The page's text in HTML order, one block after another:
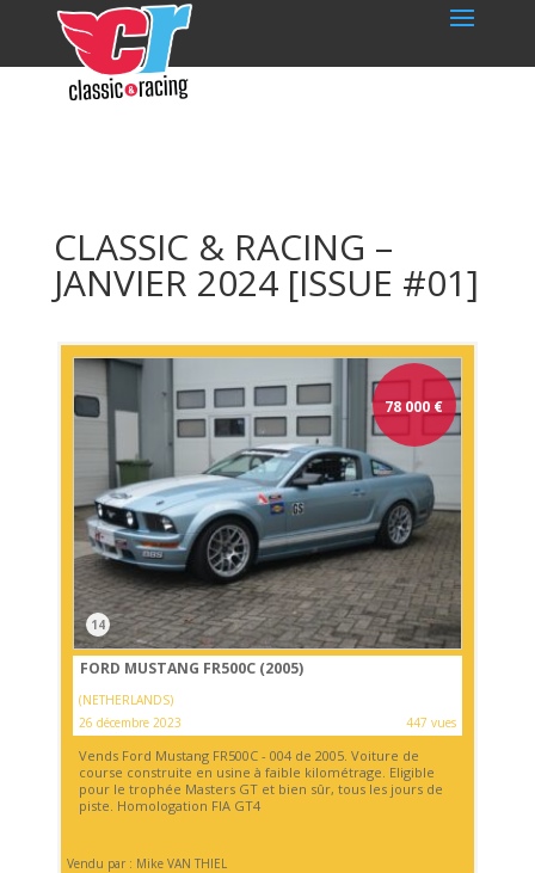
CLASSIC & RACING –
JANVIER 2024 [ISSUE #01]
78 000 €
14
FORD MUSTANG FR500C (2005)
(NETHERLANDS)
26 décembre 2023
447 vues
Vends Ford Mustang FR500C - 004 de 2005. Voiture de
course construite en usine à faible kilométrage. Eligible
pour le trophée Masters GT et bien sûr, tous les jours de
piste. Homologation FIA GT4
Vendu par : Mike VAN THIEL